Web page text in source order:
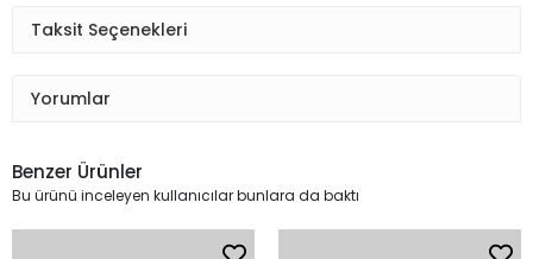
Taksit Seçenekleri
Yorumlar
Benzer Ürünler
Bu ürünü inceleyen kullanıcılar bunlara da baktı